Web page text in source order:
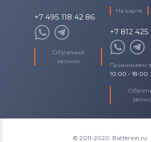
+7 495 118 42 86
Обратный
звонок
На карте
+7 812
Принимаем
10:00 - 18:00
© 2011-2020. Batterion.ru